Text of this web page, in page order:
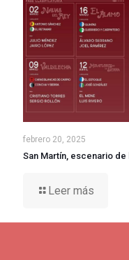
febrero 20, 2025
San Martín, escenario
Leer más